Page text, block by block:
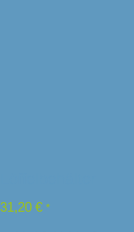
31,20 € *